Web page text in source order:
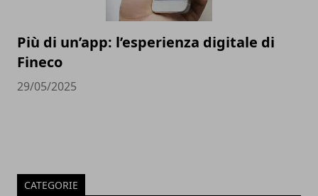
Più di un’app: l’esperienza digitale di
Fineco
29/05/2025
CATEGORIE